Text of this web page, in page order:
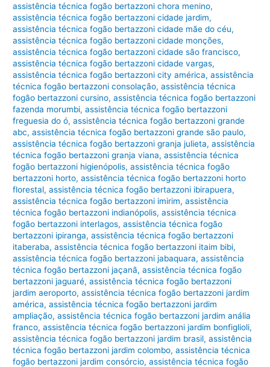
assistência técnica fogão bertazzoni chora menino,
assistência técnica fogão bertazzoni cidade jardim,
assistência técnica fogão bertazzoni cidade mãe do céu,
assistência técnica fogão bertazzoni cidade monções,
assistência técnica fogão bertazzoni cidade são francisco,
assistência técnica fogão bertazzoni cidade vargas,
assistência técnica fogão bertazzoni city américa,assistência
técnica fogão bertazzoni consolação,assistência técnica
fogão bertazzoni cursino,assistência técnica fogão bertazzoni
fazenda morumbi,assistência técnica fogão bertazzoni
freguesia do ó,assistência técnica fogão bertazzoni grande
abc,assistência técnica fogão bertazzoni grande são paulo,
assistência técnica fogão bertazzoni granja julieta,assistência
técnica fogão bertazzoni granja viana,assistência técnica
fogão bertazzoni higienópolis,assistência técnica fogão
bertazzoni horto,assistência técnica fogão bertazzoni horto
florestal,assistência técnica fogão bertazzoni ibirapuera,
assistência técnica fogão bertazzoni imirim,assistência
técnica fogão bertazzoni indianópolis,assistência técnica
fogão bertazzoni interlagos,assistência técnica fogão
bertazzoni ipiranga,assistência técnica fogão bertazzoni
itaberaba,assistência técnica fogão bertazzoni itaim bibi,
assistência técnica fogão bertazzoni jabaquara,assistência
técnica fogão bertazzoni jaçanã,assistência técnica fogão
bertazzoni jaguaré,assistência técnica fogão bertazzoni
jardim aeroporto,assistência técnica fogão bertazzoni jardim
américa,assistência técnica fogão bertazzoni jardim
ampliação,assistência técnica fogão bertazzoni jardim anália
franco,assistência técnica fogão bertazzoni jardim bonfiglioli,
assistência técnica fogão bertazzoni jardim brasil,assistência
técnica fogão bertazzoni jardim colombo,assistência técnica
fogão bertazzoni jardim consórcio,assistência técnica fogão